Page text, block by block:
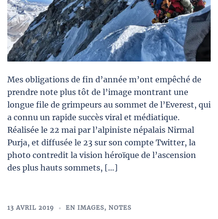
Mes obligations de fin d’année m’ont empêché de
prendre note plus tôt de l’image montrant une
longue file de grimpeurs au sommet de l’Everest, qui
a connu un rapide succès viral et médiatique.
Réalisée le 22 mai par l’alpiniste népalais Nirmal
Purja, et diffusée le 23 sur son compte Twitter, la
photo contredit la vision héroïque de l’ascension
des plus hauts sommets, […]
13 AVRIL 2019 EN IMAGES, NOTES